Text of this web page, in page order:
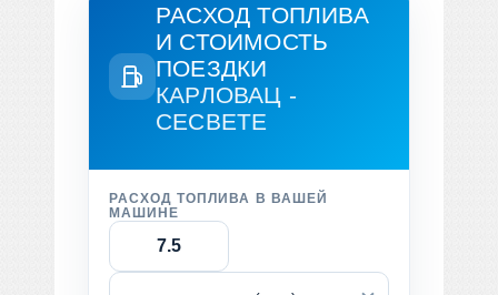
РАСХОД ТОПЛИВА
И СТОИМОСТЬ
ПОЕЗДКИ
КАРЛОВАЦ -
СЕСВЕТЕ
РАСХОД ТОПЛИВА В ВАШЕЙ
МАШИНЕ